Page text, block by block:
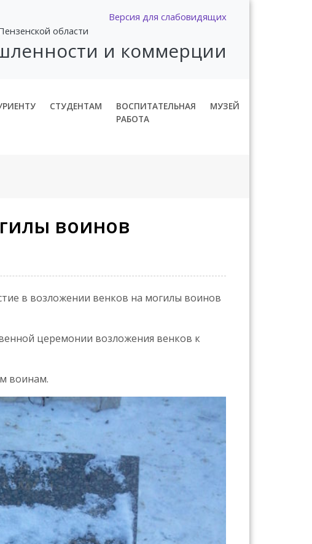
Версия для слабовидящих
области
и коммерции
СТУДЕНТАМ
ВОСПИТАТЕЛЬНАЯ
РАБОТА
МУЗЕЙ
воинов
в возложении венков на могилы воинов
церемонии возложения венков к
воинам.